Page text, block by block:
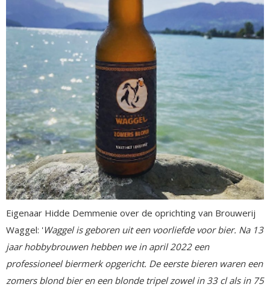
Eigenaar Hidde Demmenie over de oprichting van Brouwerij
Waggel: 'Waggel is geboren uit een voorliefde voor bier. Na 13
jaar hobbybrouwen hebben we in april 2022 een
professioneel biermerk opgericht. De eerste bieren waren een
zomers blond bier en een blonde tripel zowel in 33 cl als in 75